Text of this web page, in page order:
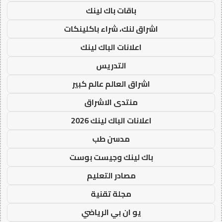
باقات باك لينك
اشراق لنك، شراء باكلينكات
اعلانات الباك لينك
التدريس
اشراق العالم عالم كبير
منتدى الاشراق
اعلانات الباك لينك 2026
مدسن طب
باك لينك وجيست بوست
مصادر التعليم
مجلة تقنية
يو ان بي الرياضي